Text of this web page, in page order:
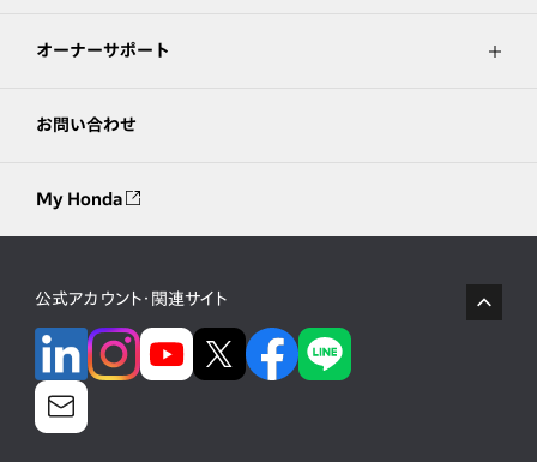
オーナーサポート
お問い合わせ
My Honda
公式アカウント・関連サイト